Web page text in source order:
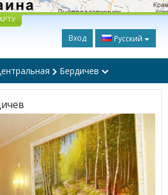
Вход Русский
Бердичев